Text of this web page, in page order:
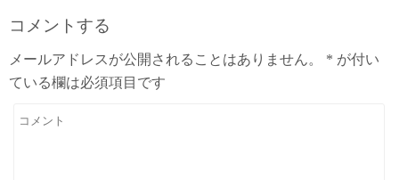
コメントする
メールアドレスが公開されることはありません。 * が付い
ている欄は必須項目です